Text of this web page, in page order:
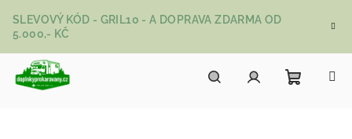
SLEVOVÝ KÓD - GRIL10 - A DOPRAVA ZDARMA OD
5.000,- KČ